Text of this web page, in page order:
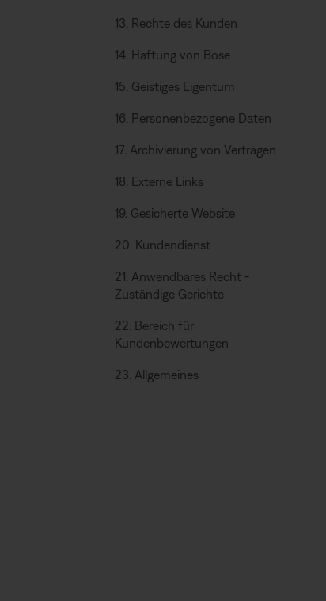
13. Rechte des Kunden
14. Haftung von Bose
15. Geistiges Eigentum
16. Personenbezogene Daten
17. Archivierung von Verträgen
18. Externe Links
19. Gesicherte Website
20. Kundendienst
21. Anwendbares Recht -
Zuständige Gerichte
22. Bereich für
Kundenbewertungen
23. Allgemeines